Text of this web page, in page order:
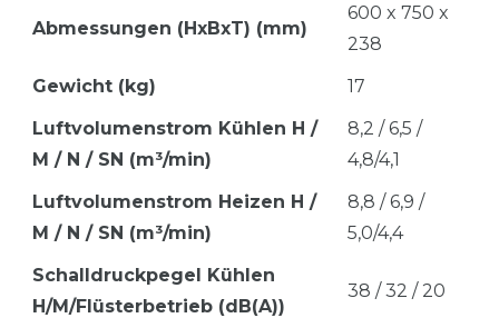
Abmessungen (HxBxT) (mm)
600 x 750 x
238
Gewicht (kg)
17
Luftvolumenstrom Kühlen H /
M / N / SN (m³/min)
8,2 / 6,5 /
4,8/4,1
Luftvolumenstrom Heizen H /
M / N / SN (m³/min)
8,8 / 6,9 /
5,0/4,4
Schalldruckpegel Kühlen
H/M/Flüsterbetrieb (dB(A))
38 / 32 / 20